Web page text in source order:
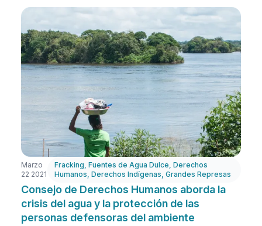
Marzo
22 2021
Fracking,Fuentes de Agua Dulce,Derechos
Humanos,Derechos Indígenas,Grandes Represas
Consejo de Derechos Humanos aborda la
crisis del agua y la protección de las
personas defensoras del ambiente